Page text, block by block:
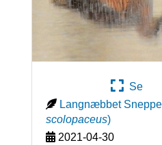
Se
Langnæbbet
scolopaceus)
2021-04-30